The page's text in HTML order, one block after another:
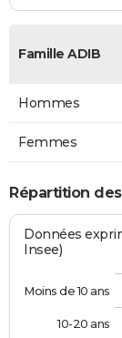
Famille ADIB
Hommes
Femmes
Répartition
Données
Insee)
Moins de 10 ans
10-20 ans